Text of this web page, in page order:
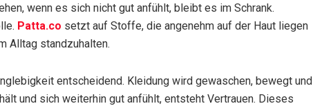
wenn es sich nicht gut anfühlt, bleibt es im Schrank.
Patta.co setzt auf Stoffe, die angenehm auf der Haut liegen
Alltag standzuhalten.
entscheidend. Kleidung wird gewaschen, bewegt und
und sich weiterhin gut anfühlt, entsteht Vertrauen. Dieses